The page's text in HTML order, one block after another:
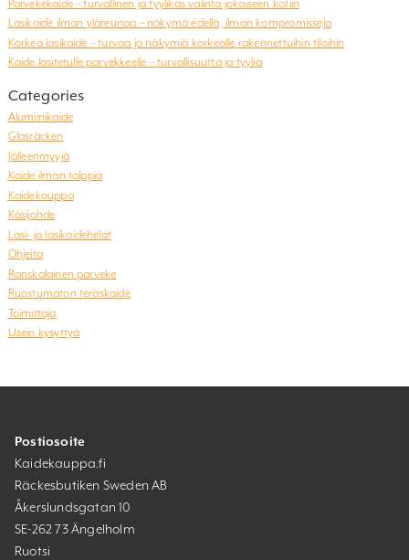
Parvekekaide – turvallinen ja tyylikäs valinta jokaiseen kotiin
Lasikaide ilman yläreunaa – näkymä edellä, ilman kompromisseja
Korkea lasikaide – turvaa ja näkymiä korkealle rakennettuihin tiloihin
Kaide lasitetulle parvekkeelle – turvallisuutta ja tyyliä
Categories
Alumiinikaide
Glasräcken
Jälleenmyyjä
Kaide ilman tolppia
Kaidekauppa
Käsijohde
Lasi- ja lasikaidehelat
Ohjeita
Ranskalainen parveke
Ruostumaton teräskaide
Toimittaja
Usein kysyttyä
Postiosoite
Kaidekauppa.fi
Räckesbutiken Sweden AB
Åkerslundsgatan 10
SE-262 73 Ängelholm
Ruotsi